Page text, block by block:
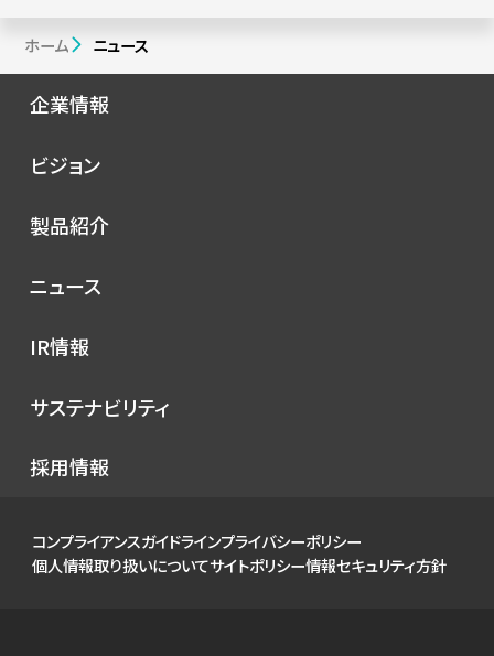
ホーム ニュース
企業情報
会社概要
ビジョン
トップメッセージ
製品紹介
コンセプト
シノプスのこだわり
ニュース
プレスリリース
イベント
お知らせ
IR情報
IRニュース
財務ハイライト
IRライブラリ
サステナビリティ
環境
ガバナンス
採用情報
コンプライアンスガイドラインプライバシーポリシー
個人情報取り扱いについてサイトポリシー情報セキュリティ方針